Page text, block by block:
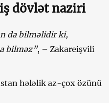
dövlət naziri
da bilməlidir ki,
bilməz”, – Zakareişvili
hələlik az-çox özünü